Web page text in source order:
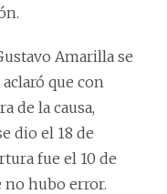
Amarilla se
que con
de la causa,
dio el 18 de
fue el 10 de
no hubo error.